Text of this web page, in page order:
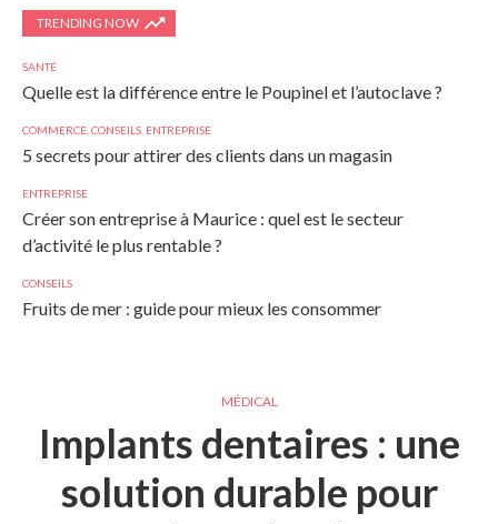
TRENDING NOW
SANTÉ
Quelle est la différence entre le Poupinel et l’autoclave ?
COMMERCE CONSEILS ENTREPRISE
5 secrets pour attirer des clients dans un magasin
ENTREPRISE
Créer son entreprise à Maurice : quel est le secteur
d’activité le plus rentable ?
CONSEILS
Fruits de mer : guide pour mieux les consommer
MÉDICAL
Implants dentaires : une
solution durable pour